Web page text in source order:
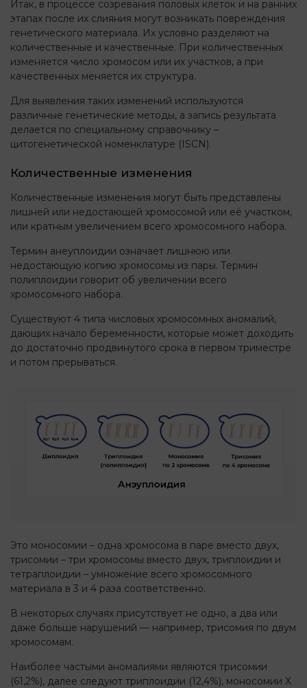
Итак, в процессе созревания половых клеток и на ранних
этапах после их слияния могут возникать повреждения
генетического материала. Их условно разделяют на
количественные и качественные. При количественных
изменяется число хромосом или их участков, а при
качественных меняется их структура.
Для выявления таких изменений используются
различные генетические методы, а запись результата
делается по специальному справочнику –
цитогенетической номенклатуре (ISCN).
Количественные изменения
Количественные изменения могут быть представлены
лишней или недостающей хромосомой или её участком,
или кратным увеличением всего хромосомного набора.
Термин анеуплоидии означает лишнюю или
недостающую копию хромосомы из пары. Термин
полиплоидии говорит об увеличении всего
хромосомного набора.
Существуют 4 типа числовых хромосомных аномалий,
дающих начало беременности, которые может доходить
до достаточно продвинутого срока в первом триместре
и потом прерываться.
Это моносомии – одна хромосома в паре вместо двух,
трисомии – три хромосомы вместо двух, триплоидии и
тетраплоидии – умножение всего хромосомного
материала в 3 и 4 раза соответственно.
В некоторых случаях присутствует не одно, а два или
даже больше нарушений — например, трисомия по двум
хромосомам.
Наиболее частыми аномалиями являются трисомии
(61,2%), далее следуют триплоидии (12,4%), моносомии Х